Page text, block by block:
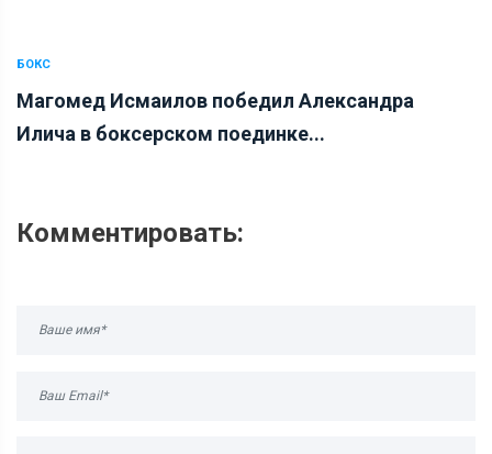
БОКС
Магомед Исмаилов победил Александра
Илича в боксерском поединке...
Комментировать: